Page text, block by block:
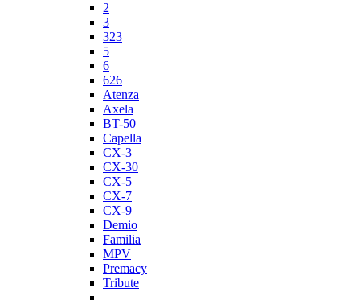
2
3
323
5
6
626
Atenza
Axela
BT-50
Capella
CX-3
CX-30
CX-5
CX-7
CX-9
Demio
Familia
MPV
Premacy
Tribute